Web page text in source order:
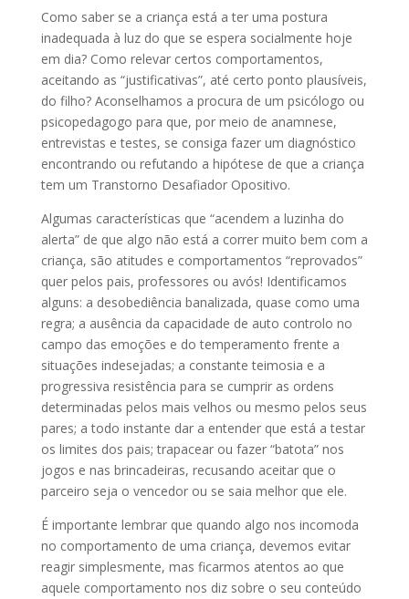
Como saber se a criança está a ter uma postura
inadequada à luz do que se espera socialmente hoje
em dia? Como relevar certos comportamentos,
aceitando as “justificativas”, até certo ponto plausíveis,
do filho? Aconselhamos a procura de um psicólogo ou
psicopedagogo para que, por meio de anamnese,
entrevistas e testes, se consiga fazer um diagnóstico
encontrando ou refutando a hipótese de que a criança
tem um Transtorno Desafiador Opositivo.
Algumas características que “acendem a luzinha do
alerta” de que algo não está a correr muito bem com a
criança, são atitudes e comportamentos “reprovados”
quer pelos pais, professores ou avós! Identificamos
alguns: a desobediência banalizada, quase como uma
regra; a ausência da capacidade de auto controlo no
campo das emoções e do temperamento frente a
situações indesejadas; a constante teimosia e a
progressiva resistência para se cumprir as ordens
determinadas pelos mais velhos ou mesmo pelos seus
pares; a todo instante dar a entender que está a testar
os limites dos pais; trapacear ou fazer “batota” nos
jogos e nas brincadeiras, recusando aceitar que o
parceiro seja o vencedor ou se saia melhor que ele.
É importante lembrar que quando algo nos incomoda
no comportamento de uma criança, devemos evitar
reagir simplesmente, mas ficarmos atentos ao que
aquele comportamento nos diz sobre o seu conteúdo